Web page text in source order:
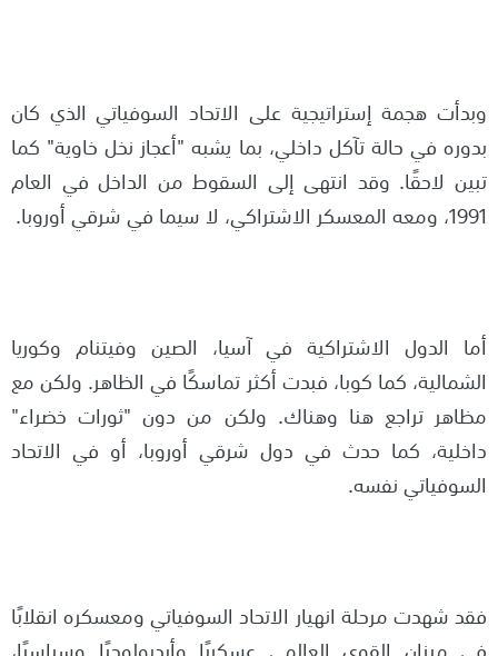
وبدأت هجمة إستراتيجية على الاتحاد السوفياتي الذي كان
بدوره في حالة تآكل داخلي، بما يشبه "أعجاز نخل خاوية" كما
تبين لاحقًا. وقد انتهى إلى السقوط من الداخل في العام
1991، ومعه المعسكر الاشتراكي، لا سيما في شرقي أوروبا.
أما الدول الاشتراكية في آسيا، الصين وفيتنام وكوريا
الشمالية، كما كوبا، فبدت أكثر تماسكًا في الظاهر. ولكن مع
مظاهر تراجع هنا وهناك. ولكن من دون "ثورات خضراء"
داخلية، كما حدث في دول شرقي أوروبا، أو في الاتحاد
السوفياتي نفسه.
فقد شهدت مرحلة انهيار الاتحاد السوفياتي ومعسكره انقلابًا